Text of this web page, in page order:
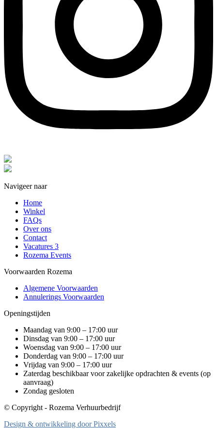
Navigeer naar
Home
Winkel
FAQs
Over ons
Contact
Vacatures 3
Rozema Events
Voorwaarden Rozema
Algemene Voorwaarden
Annulerings Voorwaarden
Openingstijden
Maandag van 9:00 – 17:00 uur
Dinsdag van 9:00 – 17:00 uur
Woensdag van 9:00 – 17:00 uur
Donderdag van 9:00 – 17:00 uur
Vrijdag van 9:00 – 17:00 uur
Zaterdag beschikbaar voor zakelijke opdrachten & events (op
aanvraag)
Zondag gesloten
© Copyright - Rozema Verhuurbedrijf
Design & ontwikkeling door Pixxels